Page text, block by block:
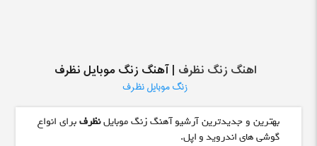
اهنگ زنگ نظرف | آهنگ زنگ موبایل نظرف
زنگ موبایل نظرف
بهترین و جدیدترین آرشیو آهنگ زنگ موبایلنظرفبرای انواع
گوشی های اندروید و اپل.